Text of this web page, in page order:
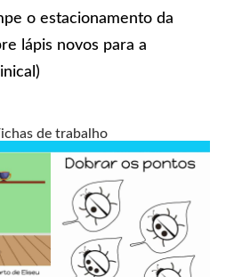
o estacionamento da
lápis novos para a
de trabalho